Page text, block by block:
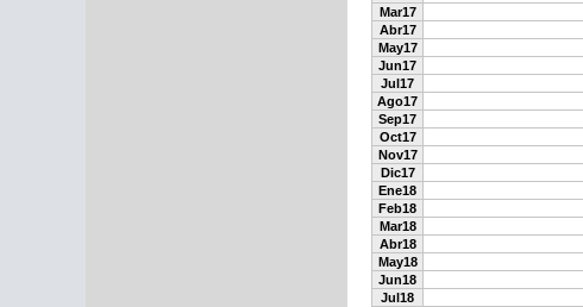
Mar17
Abr17
May17
Jun17
Jul17
Ago17
Sep17
Oct17
Nov17
Dic17
Ene18
Feb18
Mar18
Abr18
May18
Jun18
Jul18